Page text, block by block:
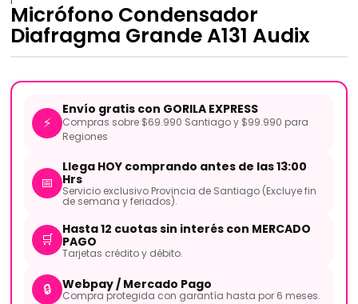
Micrófono Condensador
Diafragma Grande A131 Audix
⚡
Envío gratis con GORILA EXPRESS
Compras sobre $69.990 Santiago y $99.990 para
Regiones
📅
Llega HOY comprando antes de las 13:00
Hrs
Servicio exclusivo Provincia de Santiago (Excluye fin
de semana y feriados).
🛒
Hasta 12 cuotas sin interés con MERCADO
PAGO
Tarjetas crédito y débito.
🔒 Webpay / Mercado Pago
Compra protegida con garantía hasta por 6 meses.